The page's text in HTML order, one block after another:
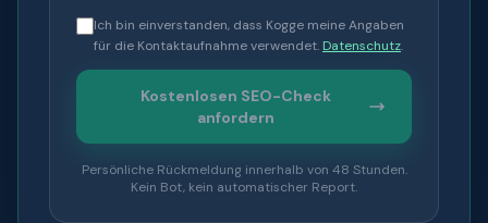
Ich bin einverstanden, dass Kogge meine Angaben
für die Kontaktaufnahme verwendet. Datenschutz.
Kostenlosen SEO-Check
anfordern
Persönliche Rückmeldung innerhalb von 48 Stunden.
Kein Bot, kein automatischer Report.